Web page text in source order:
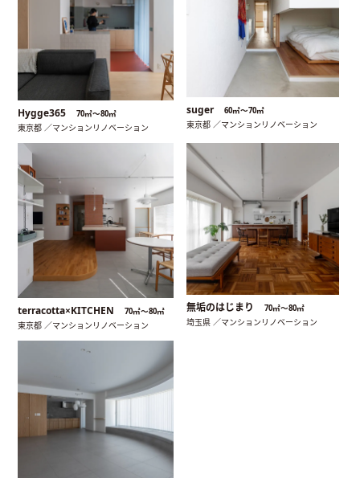
Hygge365 70㎡〜80㎡
東京都 ／マンションリノベーション
suger 60㎡〜70㎡
東京都 ／マンションリノベーション
terracotta×KITCHEN 70㎡〜80㎡
東京都 ／マンションリノベーション
無垢のはじまり 70㎡〜80㎡
埼玉県 ／マンションリノベーション